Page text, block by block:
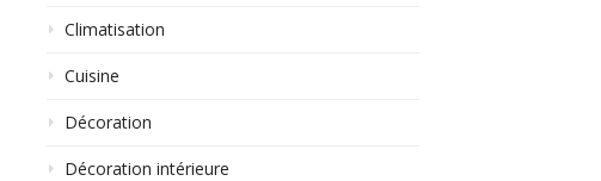
Climatisation
Cuisine
Décoration
Décoration intérieure